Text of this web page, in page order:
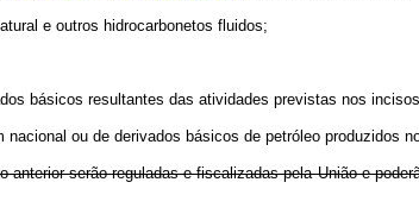
e outros hidrocarbonetos fluidos;
básicos resultantes das atividades previstas nos
ou de derivados básicos de petróleo
anterior serão reguladas e fiscalizadas pela União e